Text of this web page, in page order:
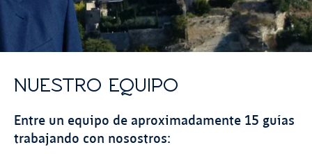
NUESTRO EQUIPO
Entre un equipo de aproximadamente 15 guías
trabajando con nosostros: